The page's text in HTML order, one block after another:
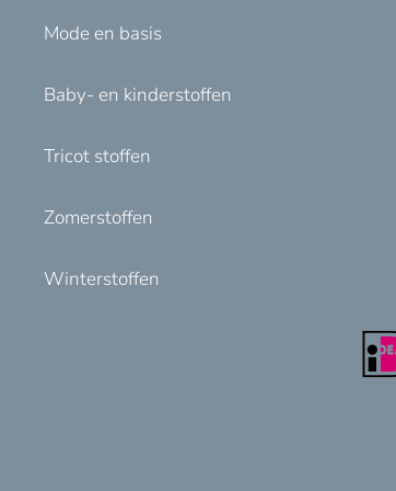
Mode en basis
Baby- en kinderstoffen
Tricot stoffen
Zomerstoffen
Winterstoffen